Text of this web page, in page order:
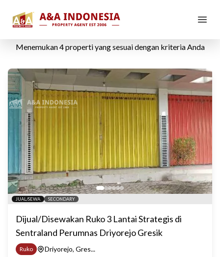
Ruko di Driyorejo, Gresik
Menemukan4properti yang sesuai dengan kriteria Anda
JUAL/SEWA SECONDARY
Dijual/Disewakan Ruko 3 Lantai Strategis di
Sentraland Perumnas Driyorejo Gresik
Ruko
Driyorejo, Gres...